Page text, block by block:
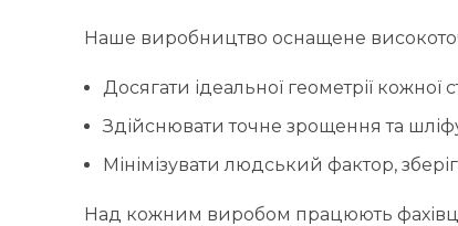
Наше виробництво оснащене
Досягати ідеальної геометрії кожної
Здійснювати точне зрощення та
Мінімізувати людський фактор,
Над кожним виробом працюють фахівці